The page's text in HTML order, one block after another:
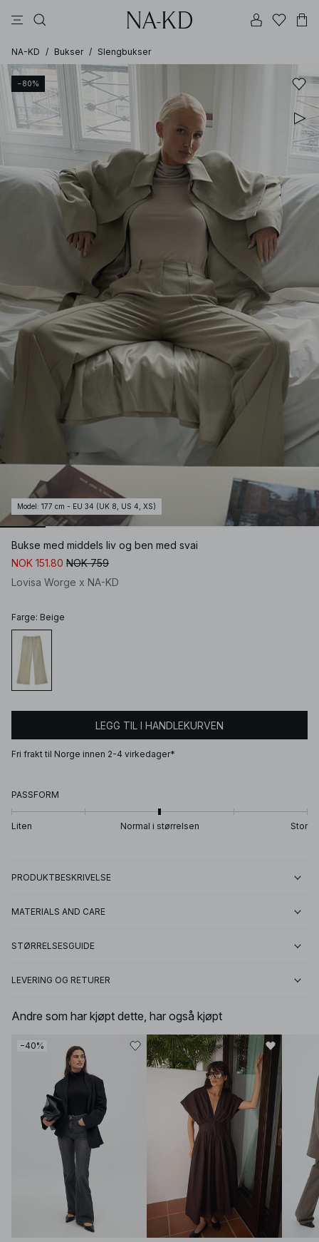
NA-KD / Bukser / Slengbukser
−80%
Model : 177 cm - EU 34 (UK 8, US 4, XS)
Bukse med middels liv og ben med svai
NOK 151.80 NOK 759
Lovisa Worge x NA-KD
Farge: Beige
LEGG TIL I HANDLEKURVEN
Fri frakt til Norge innen 2-4 virkedager*
PASSFORM
Liten Normal i størrelsen Stor
PRODUKTBESKRIVELSE
MATERIALS AND CARE
STØRRELSESGUIDE
LEVERING OG RETURER
Andre som har kjøpt dette, har også kjøpt
−40%